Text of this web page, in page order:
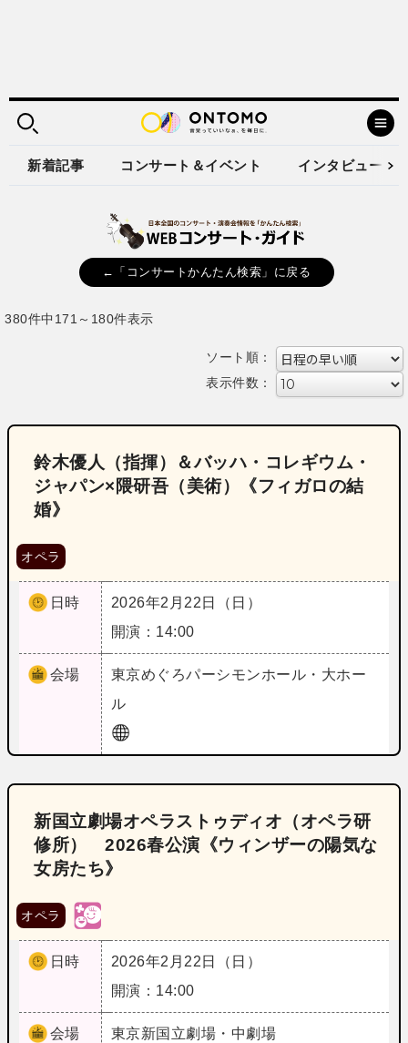
新着記事 コンサート＆イベント インタビュー
←「コンサートかんたん検索」に戻る
380件中171～180件表示
ソート順：
表示件数：
鈴木優人（指揮）＆バッハ・コレギウム・
ジャパン×隈研吾（美術）《フィガロの結
婚》
オペラ
日時
2026年2月22日（日）
開演：14:00
会場 東京めぐろパーシモンホール・大ホー
ル
新国立劇場オペラストゥディオ（オペラ研
修所） 2026春公演《ウィンザーの陽気な
女房たち》
オペラ
日時
2026年2月22日（日）
開演：14:00
会場 東京新国立劇場・中劇場